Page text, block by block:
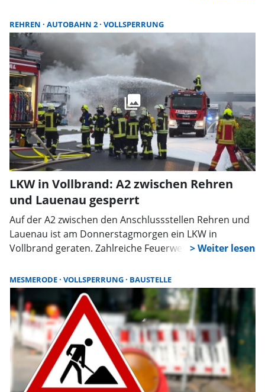
uneingeschränkt möglich. Das Tierheim ist aus
Richtung Bückeburg kommend weiterhin
uneingeschränkt erreichbar.
REHREN AUTOBAHN 2 VOLLSPERRUNG
LKW in Vollbrand: A2 zwischen Rehren
und Lauenau gesperrt
Auf der A2 zwischen den Anschlussstellen Rehren und
Lauenau ist am Donnerstagmorgen ein LKW in
Vollbrand geraten. Zahlreiche Feuerwehren aus der
Richtung Hannover ist aufgrund der laufenden
Löscharbeiten vollständig gesperrt, es kommt bereits
zu erheblichen Verkehrsbehinderungen und Stau ab
Rehren.
MESMERODE VOLLSPERRUNG BAUSTELLE